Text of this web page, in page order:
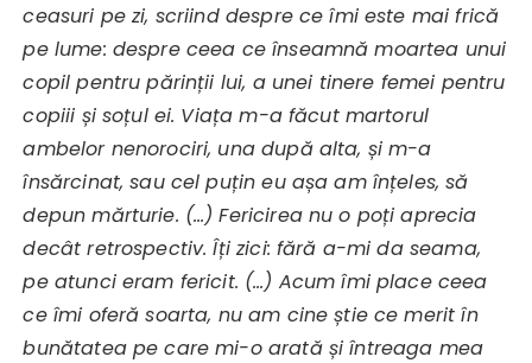
ceasuri pe zi, scriind despre ce îmi este mai frică
pe lume: despre ceea ce înseamnă moartea unui
copil pentru părinții lui, a unei tinere femei pentru
copiii și soțul ei. Viața m-a făcut martorul
ambelor nenorociri, una după alta, și m-a
însărcinat, sau cel puțin eu așa am înțeles, să
depun mărturie. (…) Fericirea nu o poți aprecia
decât retrospectiv. Îți zici: fără a-mi da seama,
pe atunci eram fericit. (…) Acum îmi place ceea
ce îmi oferă soarta, nu am cine știe ce merit în
bunătatea pe care mi-o arată și întreaga mea